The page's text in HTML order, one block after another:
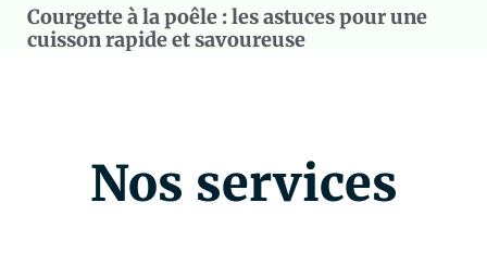
Courgette à la poêle : les astuces pour une
cuisson rapide et savoureuse
Nos services